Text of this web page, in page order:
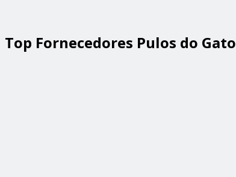
Top Fornecedores Pulos do Gato